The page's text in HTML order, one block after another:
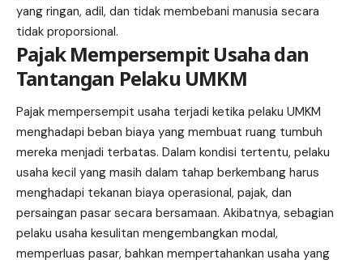
yang ringan, adil, dan tidak membebani manusia secara
tidak proporsional.
Pajak Mempersempit Usaha dan
Tantangan Pelaku UMKM
Pajak mempersempit usaha terjadi ketika pelaku UMKM
menghadapi beban biaya yang membuat ruang tumbuh
mereka menjadi terbatas. Dalam kondisi tertentu, pelaku
usaha kecil yang masih dalam tahap berkembang harus
menghadapi tekanan biaya operasional, pajak, dan
persaingan pasar secara bersamaan. Akibatnya, sebagian
pelaku usaha kesulitan mengembangkan modal,
memperluas pasar, bahkan mempertahankan usaha yang